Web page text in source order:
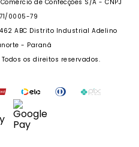
de Confecções S/A - CNPJ
0005-79
ABC Distrito Industrial Adelino
- Paraná
os direitos reservados.